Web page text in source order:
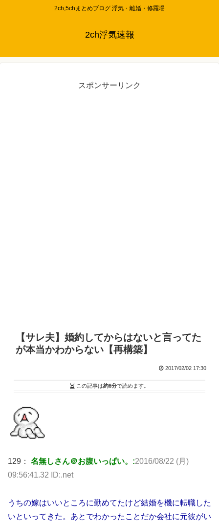
2ch,5chまとめブログ 浮気・離婚・修羅場
2ch浮気速報
スポンサーリンク
【サレ夫】婚約してからはないと言ってた
が本当かわからない【再構築】
2017/02/02 17:30
この記事は約6分で読めます。
129： 名無しさん＠お腹いっぱい。:2016/08/22 (月)
09:56:41.32 ID:.net
うちの嫁はいいところに勤めてたけど結婚を機に転職した
いといってきた。あとでわかったことだか会社に元彼がい